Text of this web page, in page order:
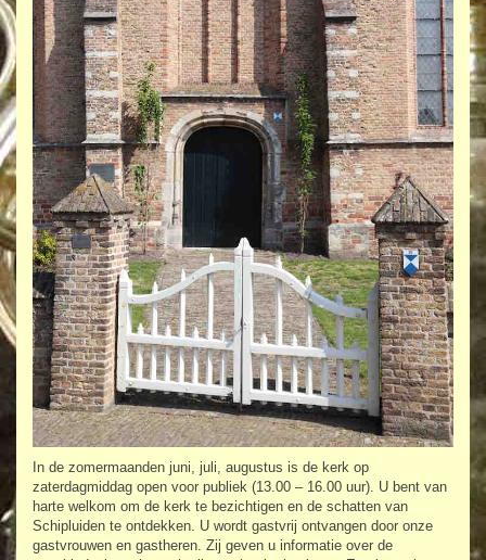
In de zomermaanden juni, juli, augustus is de kerk op
zaterdagmiddag open voor publiek (13.00 – 16.00 uur). U bent van
harte welkom om de kerk te bezichtigen en de schatten van
Schipluiden te ontdekken. U wordt gastvrij ontvangen door onze
gastvrouwen en gastheren. Zij geven u informatie over de